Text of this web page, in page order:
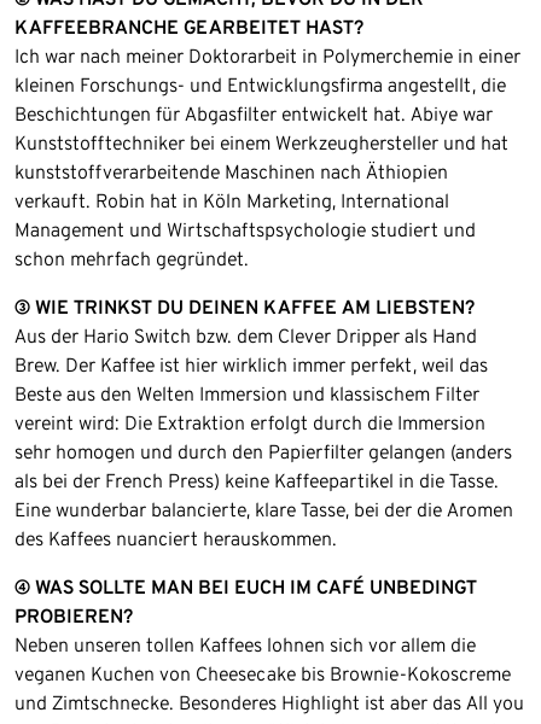
KAFFEEBRANCHE GEARBEITET HAST?
Ich war nach meiner Doktorarbeit in Polymerchemie in einer
kleinen Forschungs- und Entwicklungsfirma angestellt, die
Beschichtungen für Abgasfilter entwickelt hat. Abiye war
Kunststofftechniker bei einem Werkzeughersteller und hat
kunststoffverarbeitende Maschinen nach Äthiopien
verkauft. Robin hat in Köln Marketing, International
Management und Wirtschaftspsychologie studiert und
schon mehrfach gegründet.
③ WIE TRINKST DU DEINEN KAFFEE AM LIEBSTEN?
Aus der Hario Switch bzw. dem Clever Dripper als Hand
Brew. Der Kaffee ist hier wirklich immer perfekt, weil das
Beste aus den Welten Immersion und klassischem Filter
vereint wird: Die Extraktion erfolgt durch die Immersion
sehr homogen und durch den Papierfilter gelangen (anders
als bei der French Press) keine Kaffeepartikel in die Tasse.
Eine wunderbar balancierte, klare Tasse, bei der die Aromen
des Kaffees nuanciert herauskommen.
④ WAS SOLLTE MAN BEI EUCH IM CAFÉ UNBEDINGT
PROBIEREN?
Neben unseren tollen Kaffees lohnen sich vor allem die
veganen Kuchen von Cheesecake bis Brownie-Kokoscreme
und Zimtschnecke. Besonderes Highlight ist aber das All you